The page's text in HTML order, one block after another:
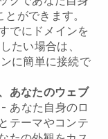
ができます。
でにドメインを
たい場合は、
に簡単に接続で
あなたのウェブ
- あなた自身のロ
テーマやコンテ